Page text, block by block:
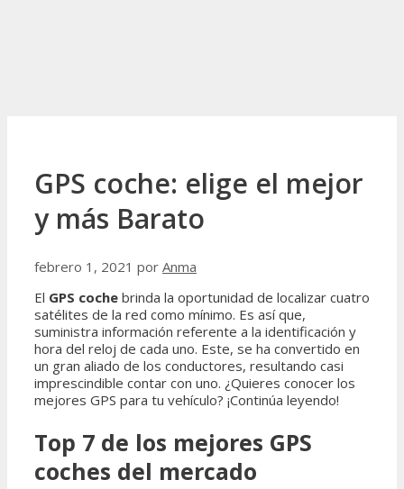
GPS coche: elige el mejor
y más Barato
febrero 1, 2021 por Anma
El GPS coche brinda la oportunidad de localizar cuatro
satélites de la red como mínimo. Es así que,
suministra información referente a la identificación y
hora del reloj de cada uno. Este, se ha convertido en
un gran aliado de los conductores, resultando casi
imprescindible contar con uno. ¿Quieres conocer los
mejores GPS para tu vehículo? ¡Continúa leyendo!
Top 7 de los mejores GPS
coches del mercado